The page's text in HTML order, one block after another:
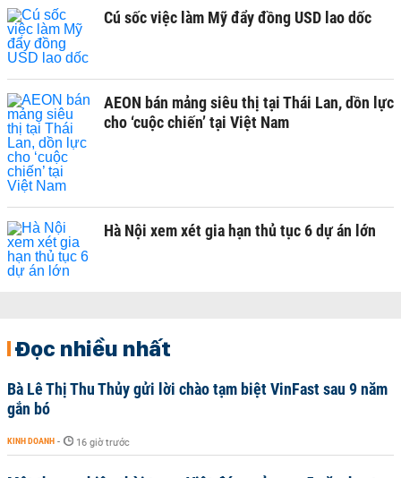
Cú sốc việc làm Mỹ đẩy đồng USD lao dốc
AEON bán mảng siêu thị tại Thái Lan, dồn lực
cho ‘cuộc chiến’ tại Việt Nam
Hà Nội xem xét gia hạn thủ tục 6 dự án lớn
Đọc nhiều nhất
Bà Lê Thị Thu Thủy gửi lời chào tạm biệt VinFast sau 9 năm
gắn bó
KINH DOANH - 16 giờ trước